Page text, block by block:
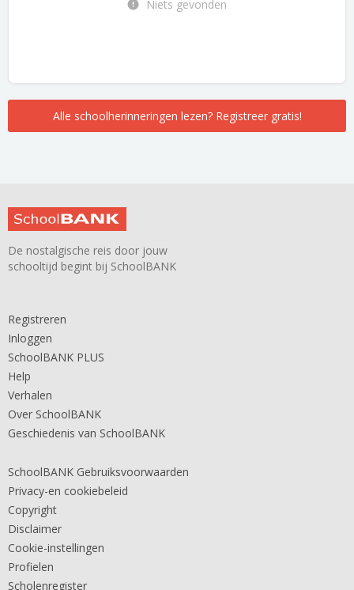
Niets gevonden
Alle schoolherinneringen lezen? Registreer gratis!
De nostalgische reis door jouw
schooltijd begint bij SchoolBANK
Registreren
Inloggen
SchoolBANK PLUS
Help
Verhalen
Over SchoolBANK
Geschiedenis van SchoolBANK
SchoolBANK Gebruiksvoorwaarden
Privacy-en cookiebeleid
Copyright
Disclaimer
Cookie-instellingen
Profielen
Scholenregister